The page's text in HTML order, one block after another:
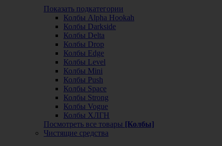
Показать подкатегории
Колбы Alpha Hookah
Колбы Darkside
Колбы Delta
Колбы Drop
Колбы Edge
Колбы Level
Колбы Mini
Колбы Push
Колбы Space
Колбы Strong
Колбы Vogue
Колбы ХЛГН
Посмотреть все товары [Колбы]
Чистящие средства